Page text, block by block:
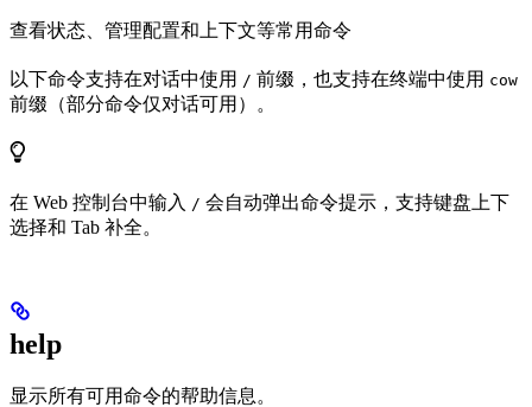
查看状态、管理配置和上下文等常用命令
以下命令支持在对话中使用 / 前缀，也支持在终端中使用 cow
前缀（部分命令仅对话可用）。
在 Web 控制台中输入 / 会自动弹出命令提示，支持键盘上下
选择和 Tab 补全。
help
显示所有可用命令的帮助信息。